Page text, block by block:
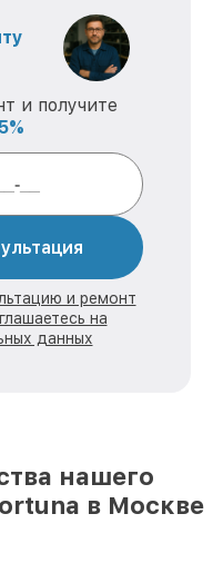
и получите
и ремонт
на
данных
нашего
в Москве